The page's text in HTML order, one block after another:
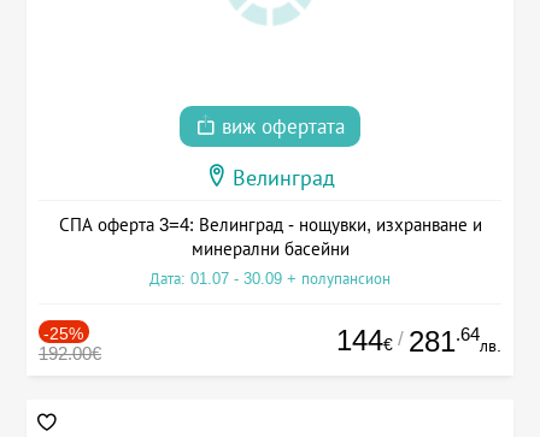
виж офертата
Велинград
СПА оферта 3=4: Велинград - нощувки, изхранване и
минерални басейни
Дата: 01.07 - 30.09 + полупансион
-25%
192.00€ 144€ / 281.64
лв.